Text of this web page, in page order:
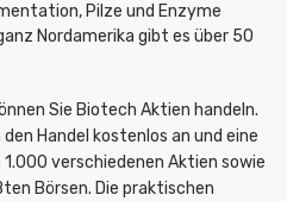
Pilze und Enzyme
Nordamerika gibt es über 50
Sie Biotech Aktien handeln.
Handel kostenlos an und eine
verschiedenen Aktien sowie
Börsen. Die praktischen